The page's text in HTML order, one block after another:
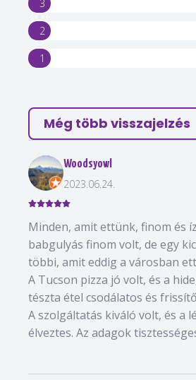
3
2
1
Még több visszajelzés
Woodsyowl
2023.06.24.
Minden, amit ettünk, finom és
babgulyás finom volt, de egy
többi, amit eddig a városban
A Tucson pizza jó volt, és a
tészta étel csodálatos és
A szolgáltatás kiváló volt, és a
élveztes. Az adagok